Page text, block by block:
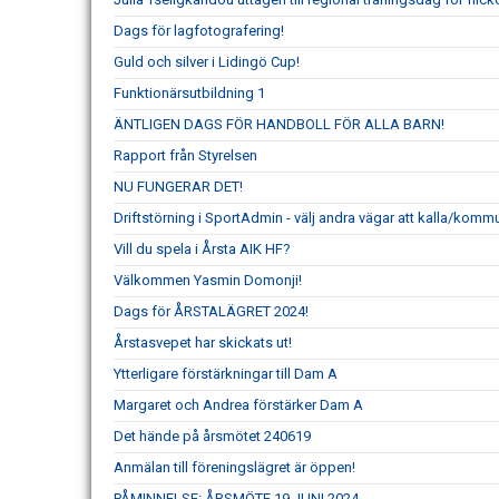
Dags för lagfotografering!
Guld och silver i Lidingö Cup!
Funktionärsutbildning 1
ÄNTLIGEN DAGS FÖR HANDBOLL FÖR ALLA BARN!
Rapport från Styrelsen
NU FUNGERAR DET!
Driftstörning i SportAdmin - välj andra vägar att kalla/
Vill du spela i Årsta AIK HF?
Välkommen Yasmin Domonji!
Dags för ÅRSTALÄGRET 2024!
Årstasvepet har skickats ut!
Ytterligare förstärkningar till Dam A
Margaret och Andrea förstärker Dam A
Det hände på årsmötet 240619
Anmälan till föreningslägret är öppen!